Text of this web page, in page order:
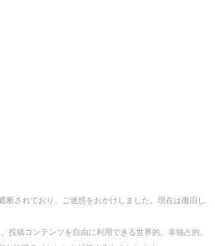
されており、ご迷惑をおかけしました。現在は復旧し
投稿コンテンツを自由に利用できる世界的、非独占的、